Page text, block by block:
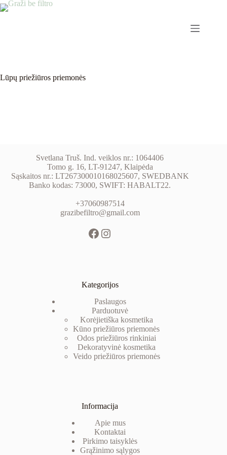
Lūpų priežiūros priemonės
Svetlana Truš. Ind. veiklos nr.: 1064406
Tomo g. 16, LT-91247, Klaipėda
Sąskaitos nr.: LT267300010168025607, SWEDBANK
Banko kodas: 73000, SWIFT: HABALT22.
+37060987514
grazibefiltro@gmail.com
Kategorijos
Paslaugos
Parduotuvė
Korėjietiška kosmetika
Kūno priežiūros priemonės
Odos priežiūros rinkiniai
Dekoratyvinė kosmetika
Veido priežiūros priemonės
Informacija
Apie mus
Kontaktai
Pirkimo taisyklės
Grąžinimo sąlygos